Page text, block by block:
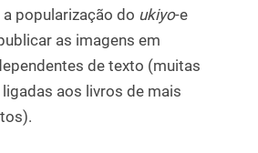
popularização do ukiyo-e
as imagens em
de texto (muitas
aos livros de mais